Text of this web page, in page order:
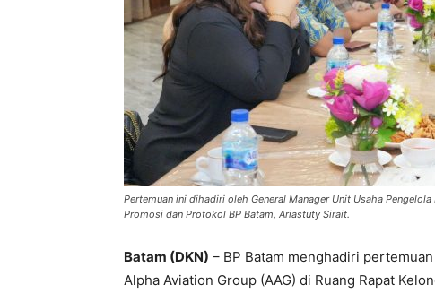
Pertemuan ini dihadiri oleh General Manager Unit Usaha
Promosi dan Protokol BP Batam, Ariastuty Sirait.
Batam (DKN) – BP Batam menghadiri
Alpha Aviation Group (AAG) di Ruang Rapat